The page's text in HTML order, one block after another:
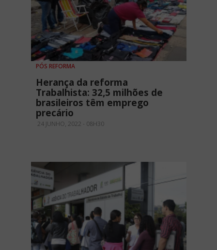
PÓS REFORMA
Herança da reforma
Trabalhista: 32,5 milhões de
brasileiros têm emprego
precário
24 JUNHO, 2022 - 08H30